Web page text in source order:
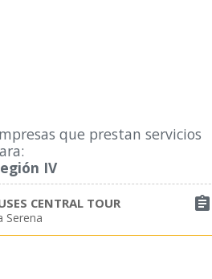
que prestan servicios
IV

CENTRAL TOUR
Serena